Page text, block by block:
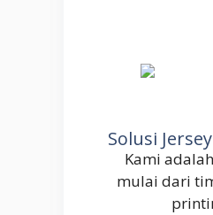
Solusi
Kami
mulai dari